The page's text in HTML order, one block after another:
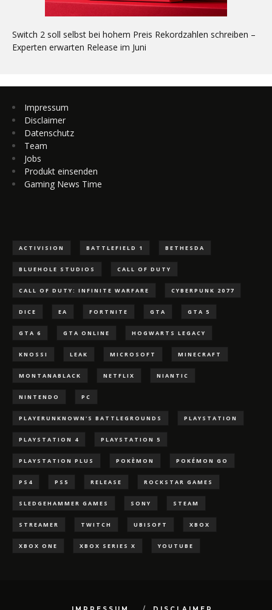
Switch 2 soll selbst bei hohem Preis Rekordzahlen schreiben –
Experten erwarten Release im Juni
Impressum
Disclaimer
Datenschutz
Team
Jobs
Produkt einsenden
Gaming News Time
ACTIVISION BATTLEFIELD 1 BETHESDA
BLUEHOLE STUDIOS CALL OF DUTY
CALL OF DUTY: INFINITE WARFARE CYBERPUNK 2077
DICE EA FORTNITE GTA GTA 5
GTA 6 GTA ONLINE HOGWARTS LEGACY
KNOSSI LEAK MICROSOFT MINECRAFT
MONTANABLACK NETFLIX NIANTIC
NINTENDO PC
PLAYERUNKNOWN'S BATTLEGROUNDS PLAYSTATION
PLAYSTATION 4 PLAYSTATION 5
PLAYSTATION PLUS POKÈMON POKÉMON GO
PS4 PS5 RELEASE ROCKSTAR GAMES
SLEDGEHAMMER GAMES SONY STEAM
STREAMER TWITCH UBISOFT XBOX
XBOX ONE XBOX SERIES X YOUTUBE